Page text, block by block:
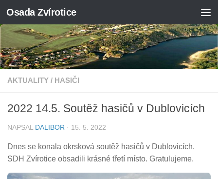
Skip to content
Osada Zvírotice
AKTUALITY / HASIČI
2022 14.5. Soutěž hasičů v Dublovicích
NAPSAL DALIBOR · 15. 5. 2022
Dnes se konala okrsková soutěž hasičů v Dublovicích.
SDH Zvírotice obsadili krásné třetí místo. Gratulujeme.